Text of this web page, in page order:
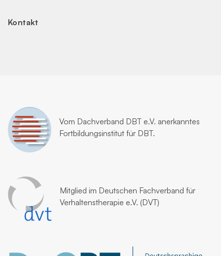
Kontakt
Vom Dachverband DBT e.V. anerkanntes
Fortbildungsinstitut für DBT.
Mitglied im Deutschen Fachverband für
Verhaltenstherapie e.V. (DVT)